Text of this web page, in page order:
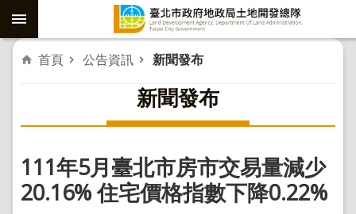
跳到主要內容區塊
進
社
子
首頁 公告資訊 新聞發布
新聞發布
111年5月臺北市房市交易量減少
20.16% 住宅價格指數下降0.22%